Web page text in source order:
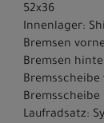
52x36
Innenlager:
Bremsen
Bremsen
Bremsscheibe
Laufradsatz: